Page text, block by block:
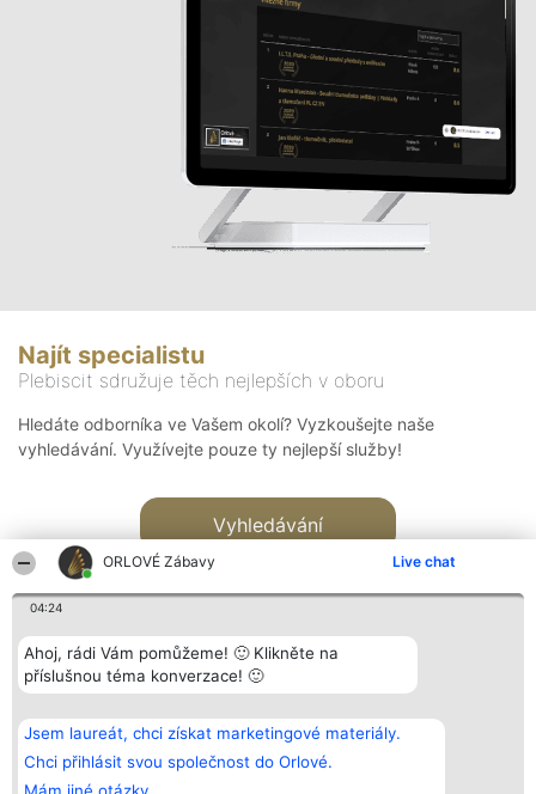
ORLOVÉ Zábavy Live chat
04:24
Ahoj, rádi Vám pomůžeme! 🙂 Klikněte na
příslušnou téma konverzace! 🙂
Jsem laureát, chci získat marketingové materiály.
Chci přihlásit svou společnost do Orlové.
Najít specialistu
Plebiscit sdružuje těch nejlepších v oboru
Hledáte odborníka ve Vašem okolí? Vyzkoušejte naše
vyhledávání. Využívejte pouze ty nejlepší služby!
Vyhledávání
Bright Side Solutions sp. z o.
o. sp. k.
ul. Ruska 22
Wrocław 50-079
KRS 0000749100 | Regon
Vítězové
Seznam všech
laureátů
Zásady
Kontakt